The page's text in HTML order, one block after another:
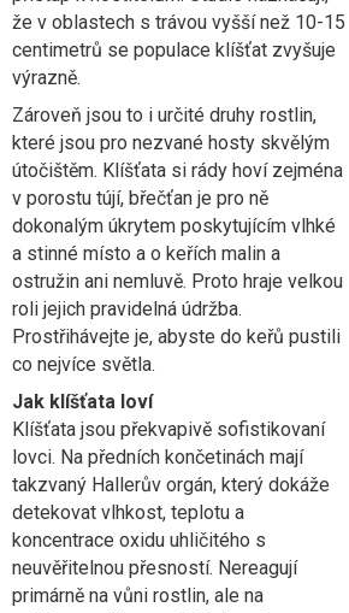
že v oblastech s trávou vyšší než 10-15
centimetrů se populace klíšťat zvyšuje
výrazně.
Zároveň jsou to i určité druhy rostlin,
které jsou pro nezvané hosty skvělým
útočištěm. Klíšťata si rády hoví zejména
v porostu tújí, břečťan je pro ně
dokonalým úkrytem poskytujícím vlhké
a stinné místo a o keřích malin a
ostružin ani nemluvě. Proto hraje velkou
roli jejich pravidelná údržba.
Prostřihávejte je, abyste do keřů pustili
co nejvíce světla.
Jak klíšťata loví
Klíšťata jsou překvapivě sofistikovaní
lovci. Na předních končetinách mají
takzvaný Hallerův orgán, který dokáže
detekovat vlhkost, teplotu a
koncentrace oxidu uhličitého s
neuvěřitelnou přesností. Nereagují
primárně na vůni rostlin, ale na